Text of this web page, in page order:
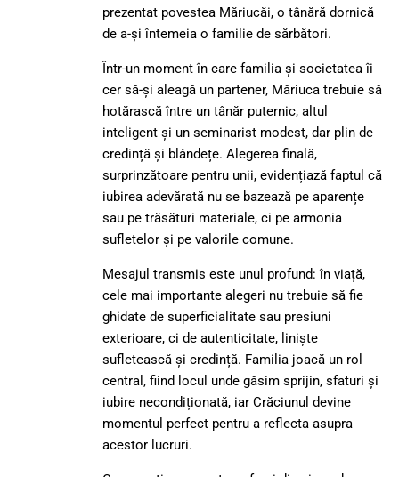
prezentat povestea Măriucăi, o tânără dornică
de a-și întemeia o familie de sărbători.
Într-un moment în care familia și societatea îi
cer să-și aleagă un partener, Măriuca trebuie să
hotărască între un tânăr puternic, altul
inteligent și un seminarist modest, dar plin de
credință și blândețe. Alegerea finală,
surprinzătoare pentru unii, evidențiază faptul că
iubirea adevărată nu se bazează pe aparențe
sau pe trăsături materiale, ci pe armonia
sufletelor și pe valorile comune.
Mesajul transmis este unul profund: în viață,
cele mai importante alegeri nu trebuie să fie
ghidate de superficialitate sau presiuni
exterioare, ci de autenticitate, liniște
sufletească și credință. Familia joacă un rol
central, fiind locul unde găsim sprijin, sfaturi și
iubire necondiționată, iar Crăciunul devine
momentul perfect pentru a reflecta asupra
acestor lucruri.